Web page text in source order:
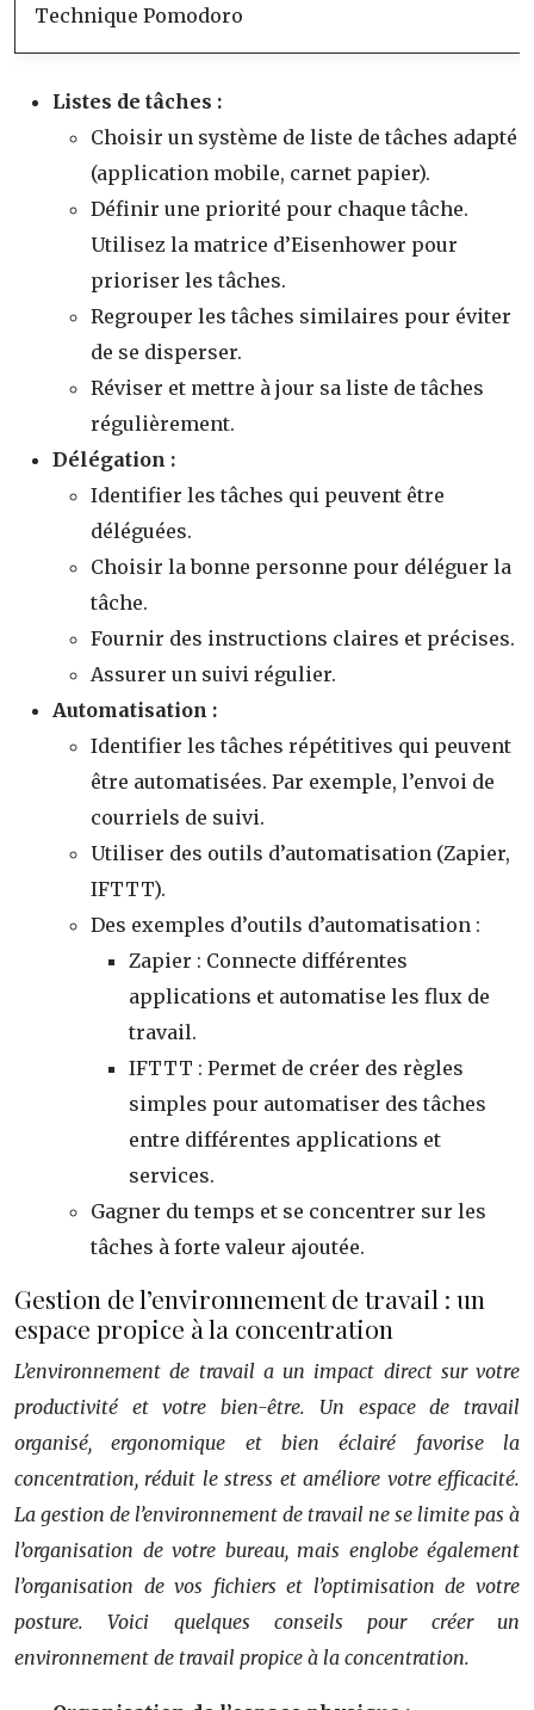
Technique Pomodoro
Listes de tâches :
Choisir un système de liste de tâches adapté
(application mobile, carnet papier).
Définir une priorité pour chaque tâche.
Utilisez la matrice d’Eisenhower pour
prioriser les tâches.
Regrouper les tâches similaires pour éviter
de se disperser.
Réviser et mettre à jour sa liste de tâches
régulièrement.
Délégation :
Identifier les tâches qui peuvent être
déléguées.
Choisir la bonne personne pour déléguer la
tâche.
Fournir des instructions claires et précises.
Assurer un suivi régulier.
Automatisation :
Identifier les tâches répétitives qui peuvent
être automatisées. Par exemple, l’envoi de
courriels de suivi.
Utiliser des outils d’automatisation (Zapier,
IFTTT).
Des exemples d’outils d’automatisation :
Zapier : Connecte différentes
applications et automatise les flux de
travail.
IFTTT : Permet de créer des règles
simples pour automatiser des tâches
entre différentes applications et
services.
Gagner du temps et se concentrer sur les
tâches à forte valeur ajoutée.
Gestion de l’environnement de travail : un
espace propice à la concentration
L’environnement de travail a un impact direct sur votre
productivité et votre bien-être. Un espace de travail
organisé, ergonomique et bien éclairé favorise la
concentration, réduit le stress et améliore votre efficacité.
La gestion de l’environnement de travail ne se limite pas à
l’organisation de votre bureau, mais englobe également
l’organisation de vos fichiers et l’optimisation de votre
posture. Voici quelques conseils pour créer un
environnement de travail propice à la concentration.